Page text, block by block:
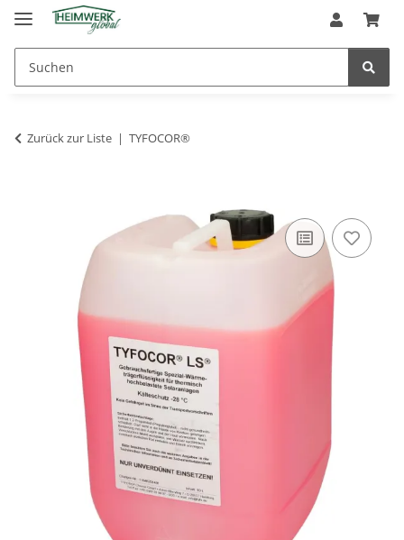
Zurück zur Liste TYFOCOR®